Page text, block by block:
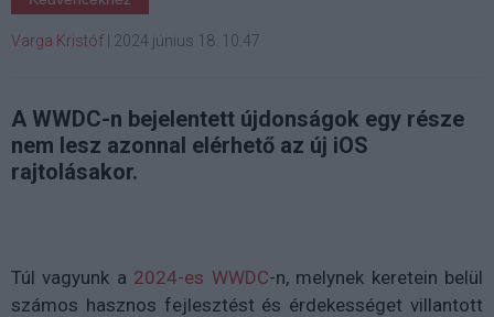
Varga Kristóf 2024 június 18. 10:47
A WWDC-n bejelentett újdonságok egy része
nem lesz azonnal elérhető az új iOS
rajtolásakor.
Túl vagyunk a 2024-es WWDC-n, melynek keretein belül
számos hasznos fejlesztést és érdekességet villantott